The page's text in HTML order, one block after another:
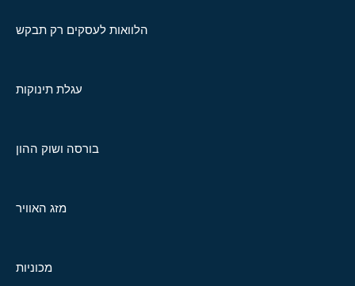
הלוואות לעסקים רק תבקש
עגלת תינוקות
בורסה ושוק ההון
מזג האוויר
מכוניות